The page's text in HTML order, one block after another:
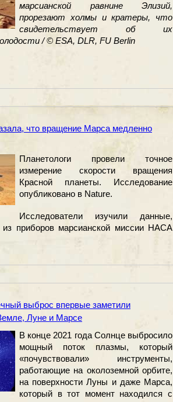
марсианской равнине Элизий,
прорезают холмы и кратеры, что
свидетельствует об их
/ © ESA, DLR, FU Berlin
что вращение Марса медленно
Планетологи провели точное
измерение скорости вращения
Красной планеты. Исследование
опубликовано в Nature.
Исследователи изучили данные,
приборов марсианской миссии НАСА
выброс впервые заметили
Луне и Марсе
В конце 2021 года Солнце выбросило
мощный поток плазмы, который
«почувствовали» инструменты,
работающие на околоземной орбите,
на поверхности Луны и даже Марса,
который в тот момент находился с